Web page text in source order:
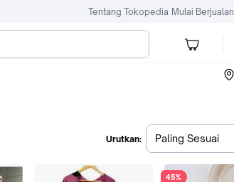
Tentang Tokopedia Mulai Berjualan
Urutkan: Paling Sesuai
45%